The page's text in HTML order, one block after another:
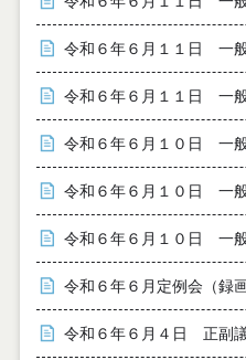
令和６年６月１１日 一般
令和６年６月１１日 一般
令和６年６月１０日 一般
令和６年６月１０日 一
令和６年６月１０日 一
令和６年６月定例会（録画
令和６年６月４日 正副